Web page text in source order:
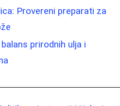
Provereni preparati za
prirodnih ulja i